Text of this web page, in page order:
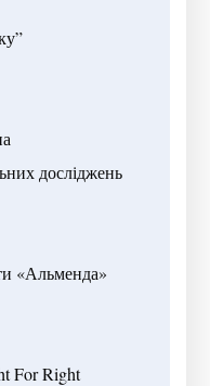
досліджень
«Альменда»
For Right